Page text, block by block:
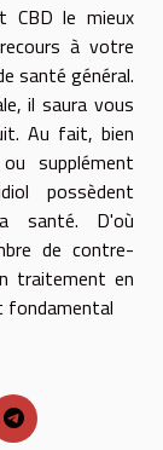
CBD le mieux
à votre
santé général.
il saura vous
Au fait, bien
supplément
possèdent
santé. D'où
de contre-
traitement en
fondamental